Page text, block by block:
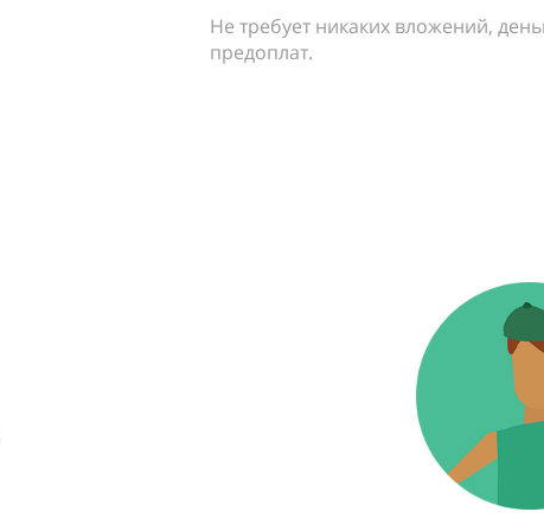
Не требует никаких вложений,
предоплат.